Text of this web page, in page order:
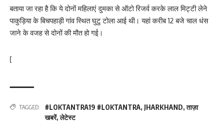
बताया जा रहा है कि ये दोनों महिलाएं दुमका से ऑटो रिजर्व करके लाल मिट्टी लेने
पाकुड़िया के बिचपहाड़ी गांव स्थित घुटु टोला आई थी। यहां करीब 12 बजे चाल धंस
जाने के वजह से दोनों की मौत हो गई।
[
TAGGED: #LOKTANTRA19 #LOKTANTRA, JHARKHAND,ताज़ा
खबरें,लेटेस्ट